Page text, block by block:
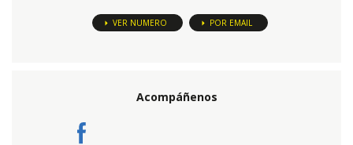
VER NUMERO POR EMAIL
Acompáñenos